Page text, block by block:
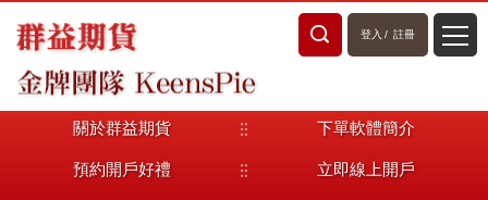
登入 / 註冊
關於群益期貨 下單軟體簡介
預約開戶好禮 立即線上開戶